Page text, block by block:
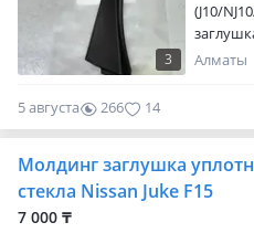
3
(J10/
Qashqai
Алматы
5 августа 266 14
Молдинг заглушка
стекла Nissan Juke F15
7 000 ₸